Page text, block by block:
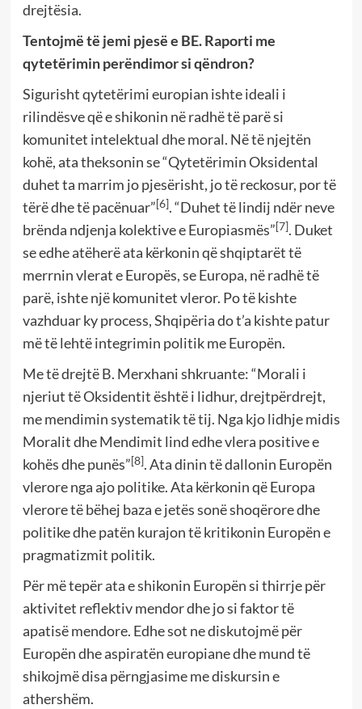
drejtësia.
Tentojmë të jemi pjesë e BE. Raporti me
qytetërimin perëndimor si qëndron?
Sigurisht qytetërimi europian ishte ideali i
rilindësve që e shikonin në radhë të parë si
komunitet intelektual dhe moral. Në të njejtën
kohë, ata theksonin se “Qytetërimin Oksidental
duhet ta marrim jo pjesërisht, jo të reckosur, por të
tërë dhe të pacënuar”[6]. “Duhet të lindij ndër neve
brënda ndjenja kolektive e Europiasmës”[7]. Duket
se edhe atëherë ata kërkonin që shqiptarët të
merrnin vlerat e Europës, se Europa, në radhë të
parë, ishte një komunitet vleror. Po të kishte
vazhduar ky process, Shqipëria do t’a kishte patur
më të lehtë integrimin politik me Europën.
Me të drejtë B. Merxhani shkruante: “Morali i
njeriut të Oksidentit është i lidhur, drejtpërdrejt,
me mendimin systematik të tij. Nga kjo lidhje midis
Moralit dhe Mendimit lind edhe vlera positive e
kohës dhe punës”[8]. Ata dinin të dallonin Europën
vlerore nga ajo politike. Ata kërkonin që Europa
vlerore të bëhej baza e jetës sonë shoqërore dhe
politike dhe patën kurajon të kritikonin Europën e
pragmatizmit politik.
Për më tepër ata e shikonin Europën si thirrje për
aktivitet reflektiv mendor dhe jo si faktor të
apatisë mendore. Edhe sot ne diskutojmë për
Europën dhe aspiratën europiane dhe mund të
shikojmë disa përngjasime me diskursin e
athershëm.